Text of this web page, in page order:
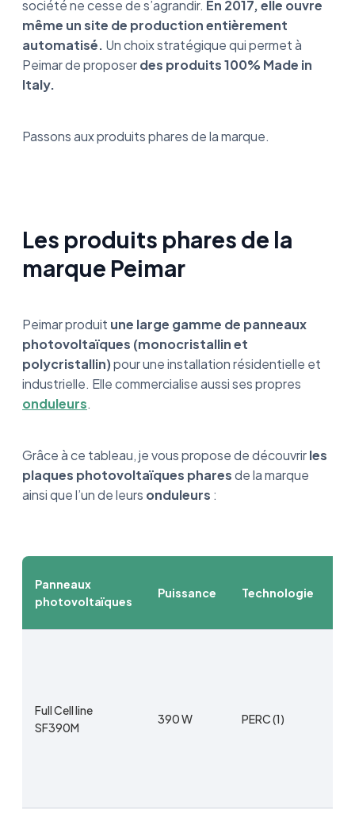
société ne cesse de s’agrandir. En 2017, elle ouvre
même un site de production entièrement
automatisé. Un choix stratégique qui permet à
Peimar de proposerdes produits 100% Made in
Italy.
Passons aux produits phares de la marque.
Les produits phares de la
marque Peimar
Peimar produit une large gamme de panneaux
photovoltaïques (monocristallin et
polycristallin)pour une installation résidentielle et
industrielle. Elle commercialise aussi ses propres
onduleurs.
Grâce à ce tableau, je vous propose de découvrirles
plaques photovoltaïques pharesde la marque
ainsi que l’un de leurs onduleurs :
Panneaux
photovoltaïques
Puissance Technologie
Full Cell line
SF390M
390 W PERC (1)